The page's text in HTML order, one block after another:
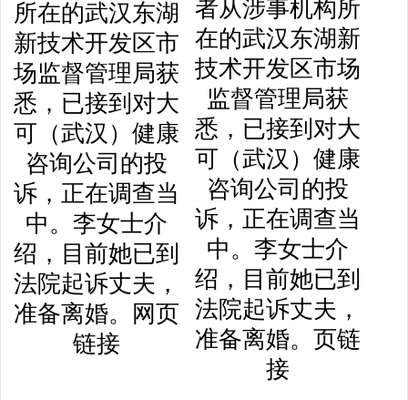
者从涉事机构所
在的武汉东湖新
技术开发区市场
监督管理局获
悉，已接到对大
可（武汉）健康
咨询公司的投
诉，正在调查当
中。李女士介
绍，目前她已到
法院起诉丈夫，
准备离婚。页链
接